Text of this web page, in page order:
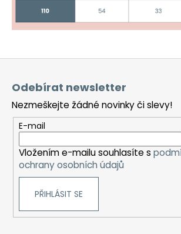
Z
Odebírat newsletter
Nezmeškejte žádné novinky či slevy!
E-mail
Vložením e-mailu souhlasíte s
ochrany osobních údajů
PŘIHLÁSIT SE